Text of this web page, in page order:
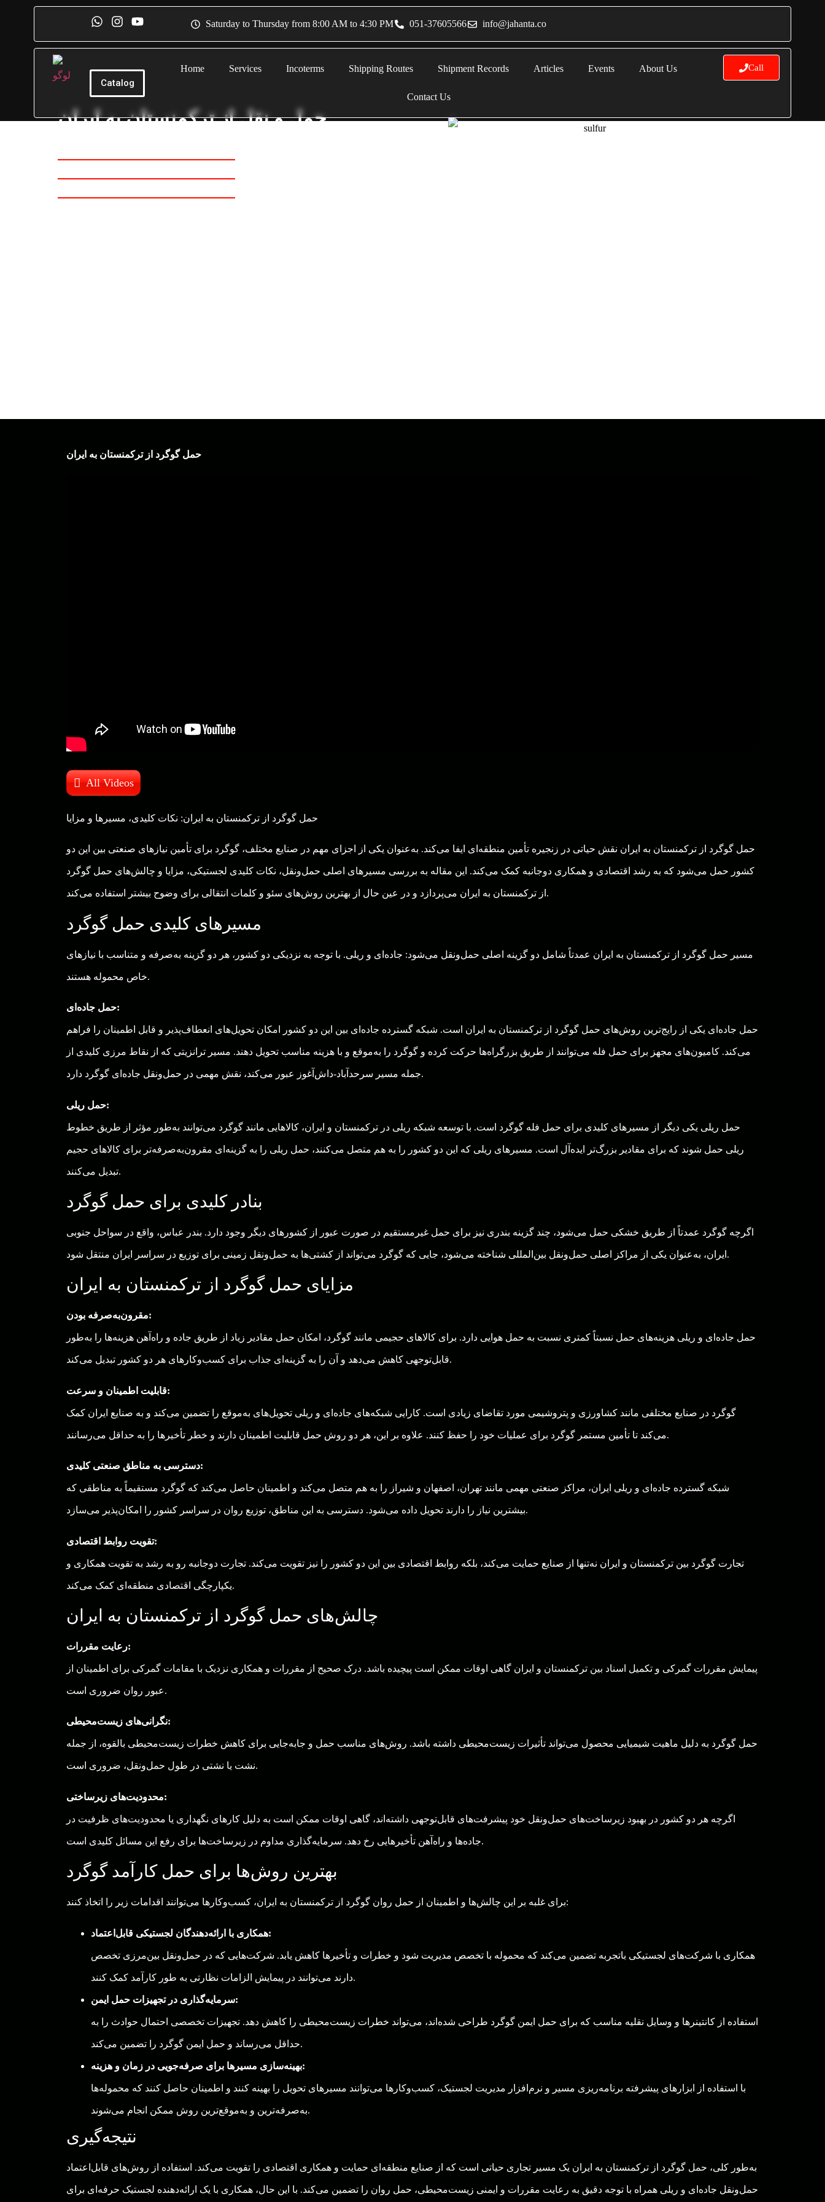
Saturday to Thursday from 8:00 AM to 4:30 PM 051-37605566 info@jahanta.co
Catalog
Home Services Incoterms Shipping Routes Shipment Records Articles Events About Us
Contact Us
Call
حمل و نقل از ترکمنستان به ایران
حمل گوگرد از ترکمنستان به ایران
All Videos
حمل گوگرد از ترکمنستان به ایران: نکات کلیدی، مسیرها و مزایا
حمل گوگرد از ترکمنستان به ایران نقش حیاتی در زنجیره تأمین منطقه‌ای ایفا می‌کند. به‌عنوان یکی از اجزای مهم در صنایع مختلف، گوگرد برای تأمین نیازهای صنعتی بین این دو
کشور حمل می‌شود که به رشد اقتصادی و همکاری دوجانبه کمک می‌کند. این مقاله به بررسی مسیرهای اصلی حمل‌ونقل، نکات کلیدی لجستیکی، مزایا و چالش‌های حمل گوگرد
از ترکمنستان به ایران می‌پردازد و در عین حال از بهترین روش‌های سئو و کلمات انتقالی برای وضوح بیشتر استفاده می‌کند.
مسیرهای کلیدی حمل گوگرد
مسیر حمل گوگرد از ترکمنستان به ایران عمدتاً شامل دو گزینه اصلی حمل‌ونقل می‌شود: جاده‌ای و ریلی. با توجه به نزدیکی دو کشور، هر دو گزینه به‌صرفه و متناسب با نیازهای
خاص محموله هستند.
حمل جاده‌ای:
حمل جاده‌ای یکی از رایج‌ترین روش‌های حمل گوگرد از ترکمنستان به ایران است. شبکه گسترده جاده‌ای بین این دو کشور امکان تحویل‌های انعطاف‌پذیر و قابل اطمینان را فراهم
می‌کند. کامیون‌های مجهز برای حمل فله می‌توانند از طریق بزرگراه‌ها حرکت کرده و گوگرد را به‌موقع و با هزینه مناسب تحویل دهند. مسیر ترانزیتی که از نقاط مرزی کلیدی از
جمله مسیر سرحد‌آباد-داش‌آغوز عبور می‌کند، نقش مهمی در حمل‌ونقل جاده‌ای گوگرد دارد.
حمل ریلی:
حمل ریلی یکی دیگر از مسیرهای کلیدی برای حمل فله گوگرد است. با توسعه شبکه ریلی در ترکمنستان و ایران، کالاهایی مانند گوگرد می‌توانند به‌طور مؤثر از طریق خطوط
ریلی حمل شوند که برای مقادیر بزرگ‌تر ایده‌آل است. مسیرهای ریلی که این دو کشور را به هم متصل می‌کنند، حمل ریلی را به گزینه‌ای مقرون‌به‌صرفه‌تر برای کالاهای حجیم
تبدیل می‌کنند.
بنادر کلیدی برای حمل گوگرد
اگرچه گوگرد عمدتاً از طریق خشکی حمل می‌شود، چند گزینه بندری نیز برای حمل غیرمستقیم در صورت عبور از کشورهای دیگر وجود دارد. بندر عباس، واقع در سواحل جنوبی
ایران، به‌عنوان یکی از مراکز اصلی حمل‌ونقل بین‌المللی شناخته می‌شود، جایی که گوگرد می‌تواند از کشتی‌ها به حمل‌ونقل زمینی برای توزیع در سراسر ایران منتقل شود.
مزایای حمل گوگرد از ترکمنستان به ایران
مقرون‌به‌صرفه بودن:
حمل جاده‌ای و ریلی هزینه‌های حمل نسبتاً کمتری نسبت به حمل هوایی دارد. برای کالاهای حجیمی مانند گوگرد، امکان حمل مقادیر زیاد از طریق جاده و راه‌آهن هزینه‌ها را به‌طور
قابل‌توجهی کاهش می‌دهد و آن را به گزینه‌ای جذاب برای کسب‌وکارهای هر دو کشور تبدیل می‌کند.
قابلیت اطمینان و سرعت:
گوگرد در صنایع مختلفی مانند کشاورزی و پتروشیمی مورد تقاضای زیادی است. کارایی شبکه‌های جاده‌ای و ریلی تحویل‌های به‌موقع را تضمین می‌کند و به صنایع ایران کمک
می‌کند تا تأمین مستمر گوگرد برای عملیات خود را حفظ کنند. علاوه بر این، هر دو روش حمل قابلیت اطمینان دارند و خطر تأخیرها را به حداقل می‌رسانند.
دسترسی به مناطق صنعتی کلیدی:
شبکه گسترده جاده‌ای و ریلی ایران، مراکز صنعتی مهمی مانند تهران، اصفهان و شیراز را به هم متصل می‌کند و اطمینان حاصل می‌کند که گوگرد مستقیماً به مناطقی که
بیشترین نیاز را دارند تحویل داده می‌شود. دسترسی به این مناطق، توزیع روان در سراسر کشور را امکان‌پذیر می‌سازد.
تقویت روابط اقتصادی:
تجارت گوگرد بین ترکمنستان و ایران نه‌تنها از صنایع حمایت می‌کند، بلکه روابط اقتصادی بین این دو کشور را نیز تقویت می‌کند. تجارت دوجانبه رو به رشد به تقویت همکاری و
یکپارچگی اقتصادی منطقه‌ای کمک می‌کند.
چالش‌های حمل گوگرد از ترکمنستان به ایران
رعایت مقررات:
پیمایش مقررات گمرکی و تکمیل اسناد بین ترکمنستان و ایران گاهی اوقات ممکن است پیچیده باشد. درک صحیح از مقررات و همکاری نزدیک با مقامات گمرکی برای اطمینان از
عبور روان ضروری است.
نگرانی‌های زیست‌محیطی:
حمل گوگرد به دلیل ماهیت شیمیایی محصول می‌تواند تأثیرات زیست‌محیطی داشته باشد. روش‌های مناسب حمل و جابه‌جایی برای کاهش خطرات زیست‌محیطی بالقوه، از جمله
نشت یا نشتی در طول حمل‌ونقل، ضروری است.
محدودیت‌های زیرساختی:
اگرچه هر دو کشور در بهبود زیرساخت‌های حمل‌ونقل خود پیشرفت‌های قابل‌توجهی داشته‌اند، گاهی اوقات ممکن است به دلیل کارهای نگهداری یا محدودیت‌های ظرفیت در
جاده‌ها و راه‌آهن تأخیرهایی رخ دهد. سرمایه‌گذاری مداوم در زیرساخت‌ها برای رفع این مسائل کلیدی است.
بهترین روش‌ها برای حمل کارآمد گوگرد
برای غلبه بر این چالش‌ها و اطمینان از حمل روان گوگرد از ترکمنستان به ایران، کسب‌وکارها می‌توانند اقدامات زیر را اتخاذ کنند:
همکاری با ارائه‌دهندگان لجستیکی قابل‌اعتماد:
همکاری با شرکت‌های لجستیکی باتجربه تضمین می‌کند که محموله با تخصص مدیریت شود و خطرات و تأخیرها کاهش یابد. شرکت‌هایی که در حمل‌ونقل بین‌مرزی تخصص
دارند می‌توانند در پیمایش الزامات نظارتی به طور کارآمد کمک کنند.
سرمایه‌گذاری در تجهیزات حمل ایمن:
استفاده از کانتینرها و وسایل نقلیه مناسب که برای حمل ایمن گوگرد طراحی شده‌اند، می‌تواند خطرات زیست‌محیطی را کاهش دهد. تجهیزات تخصصی احتمال حوادث را به
حداقل می‌رساند و حمل ایمن گوگرد را تضمین می‌کند.
بهینه‌سازی مسیرها برای صرفه‌جویی در زمان و هزینه:
با استفاده از ابزارهای پیشرفته برنامه‌ریزی مسیر و نرم‌افزار مدیریت لجستیک، کسب‌وکارها می‌توانند مسیرهای تحویل را بهینه کنند و اطمینان حاصل کنند که محموله‌ها
به‌صرفه‌ترین و به‌موقع‌ترین روش ممکن انجام می‌شوند.
نتیجه‌گیری
به‌طور کلی، حمل گوگرد از ترکمنستان به ایران یک مسیر تجاری حیاتی است که از صنایع منطقه‌ای حمایت و همکاری اقتصادی را تقویت می‌کند. استفاده از روش‌های قابل‌اعتماد
حمل‌ونقل جاده‌ای و ریلی همراه با توجه دقیق به رعایت مقررات و ایمنی زیست‌محیطی، حمل روان را تضمین می‌کند. با این حال، همکاری با یک ارائه‌دهنده لجستیک حرفه‌ای برای